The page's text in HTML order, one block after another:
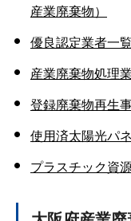
産業廃棄物）
優良認定業者一覧
産業廃棄物処理
登録廃棄物再生
使用済太陽光パ
プラスチック資